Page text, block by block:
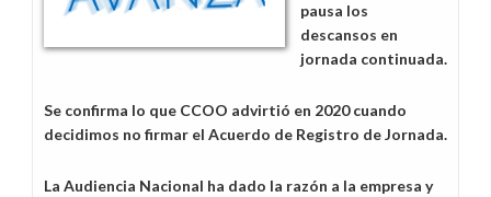
pausa los
descansos en
jornada continuada.
Se confirma lo que CCOO advirtió en 2020 cuando
decidimos no firmar el Acuerdo de Registro de Jornada.
La Audiencia Nacional ha dado la razón a la empresa y